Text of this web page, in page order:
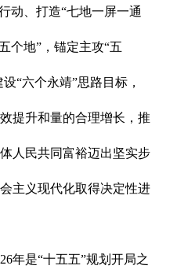
动、打造“七地一屏一通
个地”，锚定主攻“五
“六个永靖”思路目标，
提升和量的合理增长，推
人民共同富裕迈出坚实步
主义现代化取得决定性进
年是“十五五”规划开局之